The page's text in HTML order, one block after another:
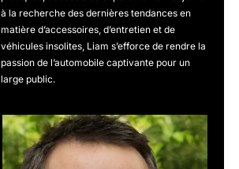
à la recherche des dernières tendances en
matière d’accessoires, d’entretien et de
véhicules insolites, Liam s’efforce de rendre la
passion de l’automobile captivante pour un
large public.